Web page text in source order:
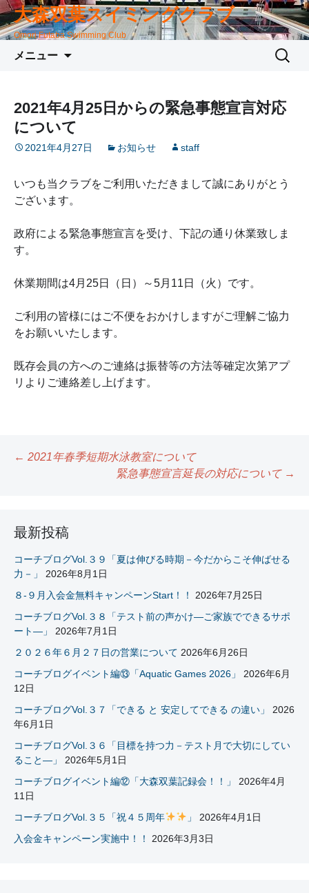
大森双葉スイミングクラブ
Omori Futaba Swimming Club
メニュー
ツ
へ
移
検
2021年4月25日からの緊急事態宣言対応
について
2021年4月27日 お知らせ staff
いつも当クラブをご利用いただきまして誠にありがとう
ございます。
政府による緊急事態宣言を受け、下記の通り休業致しま
す。
休業期間は4月25日（日）～5月11日（火）です。
ご利用の皆様にはご不便をおかけしますがご理解ご協力
をお願いいたします。
既存会員の方へのご連絡は振替等の方法等確定次第アプ
リよりご連絡差し上げます。
ナ
ビ
ゲ
シ
ョ
ン
← 2021年春季短期水泳教室について
緊急事態宣言延長の対応について →
最新投稿
コーチブログVol.３９「夏は伸びる時期－今だからこそ伸ばせる
力－」
2026年8月1日
８-９月入会金無料キャンペーンStart！！
2026年7月25日
コーチブログVol.３８「テスト前の声かけ―ご家族でできるサポ
ート―」
2026年7月1日
２０２６年６月２７日の営業について 2026年6月26日
コーチブログイベント編⑬「Aquatic Games 2026」
2026年6月
12日
コーチブログVol.３７「できる と 安定してできる の違い」
2026
年6月1日
コーチブログVol.３６「目標を持つ力－テスト月で大切にしてい
ること―」
2026年5月1日
コーチブログイベント編⑫「大森双葉記録会！！」
2026年4月
11日
コーチブログVol.３５「祝４５周年
」
2026年4月1日
入会金キャンペーン実施中！！
2026年3月3日